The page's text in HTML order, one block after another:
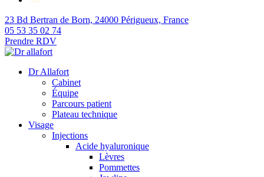
23 Bd Bertran de Born, 24000 Périgueux, France
05 53 35 02 74
Prendre RDV
Dr Allafort
Cabinet
Équipe
Parcours patient
Plateau technique
Visage
Injections
Acide hyaluronique
Lèvres
Pommettes